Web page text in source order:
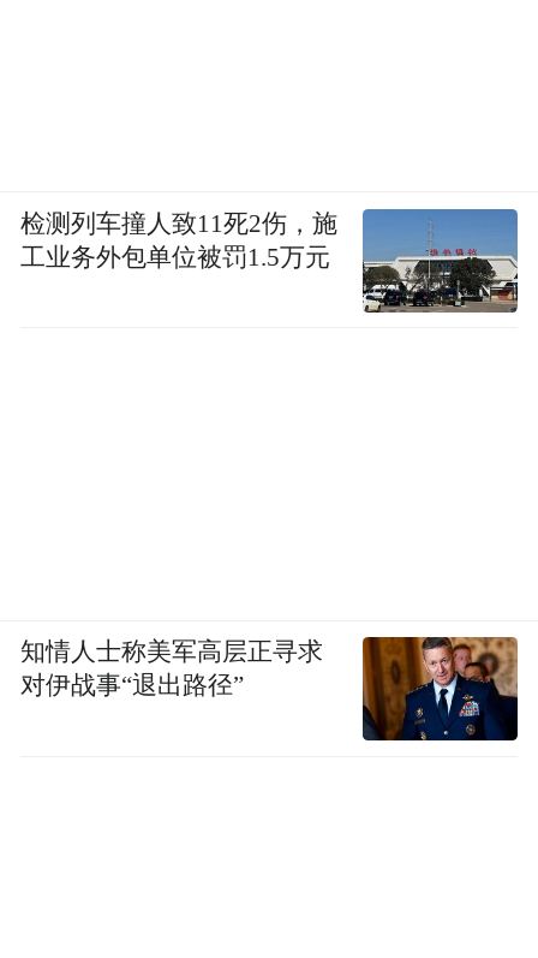
检测列车撞人致11死2伤，施
工业务外包单位被罚1.5万元
知情人士称美军高层正寻求
对伊战事“退出路径”